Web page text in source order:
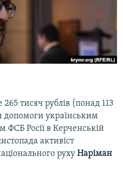
тисяч рублів (понад 113
допомоги українським
ФСБ Росії в Керченській
активіст
руху Наріман